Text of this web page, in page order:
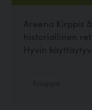
Areena Kirppis
historiallinen
Hyvin